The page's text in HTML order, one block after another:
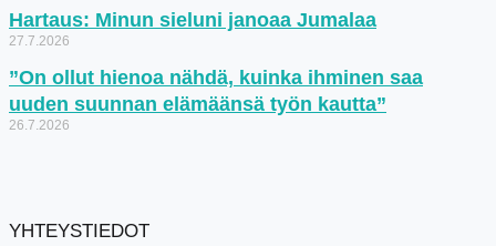
Hartaus: Minun sieluni janoaa Jumalaa
27.7.2026
”On ollut hienoa nähdä, kuinka ihminen saa
uuden suunnan elämäänsä työn kautta”
26.7.2026
YHTEYSTIEDOT